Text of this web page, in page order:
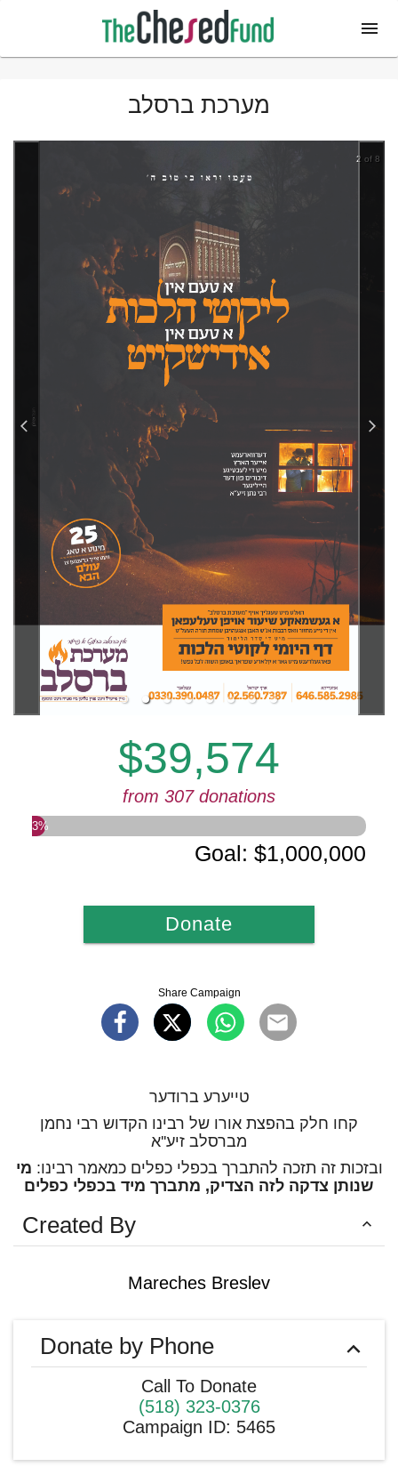
מערכת ברסלב
2 of 8
$39,574
from 307 donations
3%
Goal:$1,000,000
Donate
Share Campaign
טייערע ברודער
קחו חלק בהפצת אורו של רבינו הקדוש רבי נחמן
מברסלב זיע''א
ובזכות זה תזכה להתברך בכפלי כפלים כמאמר רבינו: מי
שנותן צדקה לזה הצדיק, מתברך מיד בכפלי כפלים
Created By
Mareches Breslev
Donate by Phone
Call To Donate
(518) 323-0376
Campaign ID: 5465